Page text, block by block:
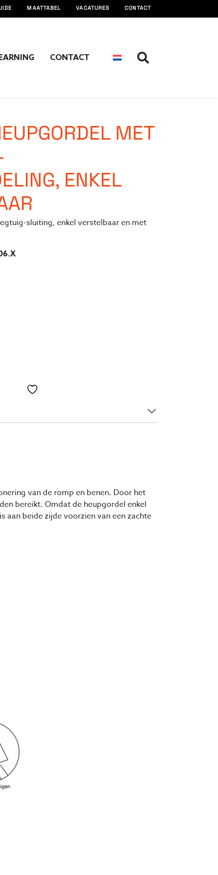
MAATTABEL VACATURES CONTACT
CONTACT
MET
ENKEL
sluiting, enkel verstelbaar en met
van de romp en benen. Door het
bereikt. Omdat de heupgordel enkel
aan beide zijde voorzien van een zachte